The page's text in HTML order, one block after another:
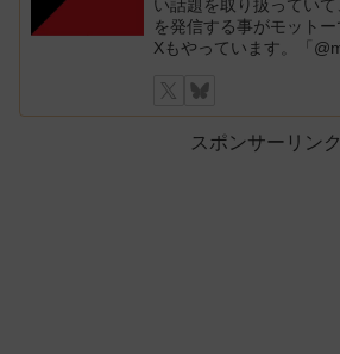
い話題を取り扱ってい
を発信する事がモットー
Xもやっています。「
スポンサーリンク